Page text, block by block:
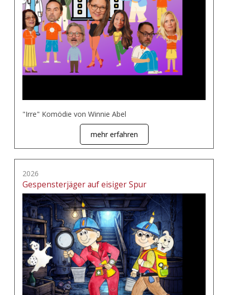
"Irre" Komödie von Winnie Abel
mehr erfahren
2026
Gespensterjäger auf eisiger Spur